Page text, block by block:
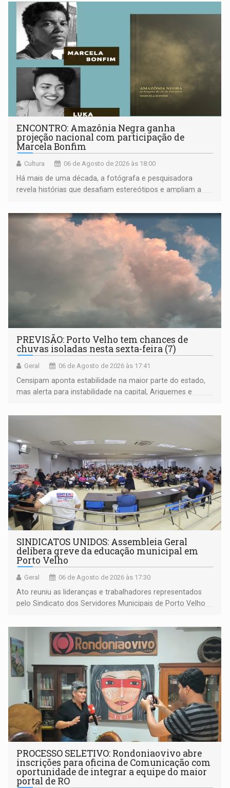
ENCONTRO: Amazônia Negra ganha
projeção nacional com participação de
Marcela Bonfim
Cultura 06 de Agosto de 2026 às 18:00
Há mais de uma década, a fotógrafa e pesquisadora
revela histórias que desafiam estereótipos e ampliam a
negras
PREVISÃO: Porto Velho tem chances de
chuvas isoladas nesta sexta-feira (7)
Geral 06 de Agosto de 2026 às 17:41
Censipam aponta estabilidade na maior parte do estado,
mas alerta para instabilidade na capital, Ariquemes e
SINDICATOS UNIDOS: Assembleia Geral
delibera greve da educação municipal em
Porto Velho
Geral 06 de Agosto de 2026 às 17:30
Ato reuniu as lideranças e trabalhadores representados
pelo Sindicato dos Servidores Municipais de Porto Velho
PROCESSO SELETIVO: Rondoniaovivo abre
inscrições para oficina de Comunicação com
oportunidade de integrar a equipe do maior
portal de RO